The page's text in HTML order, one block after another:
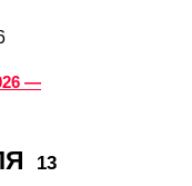
—
13